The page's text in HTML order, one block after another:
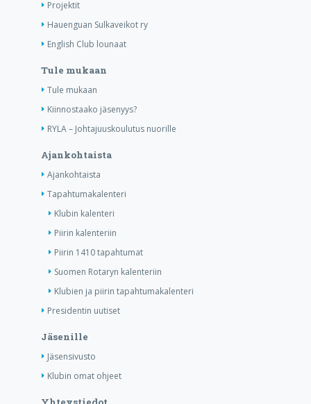
Projektit
Hauenguan Sulkaveikot ry
English Club lounaat
Tule mukaan
Tule mukaan
Kiinnostaako jäsenyys?
RYLA – Johtajuuskoulutus nuorille
Ajankohtaista
Ajankohtaista
Tapahtumakalenteri
Klubin kalenteri
Piirin kalenteriin
Piirin 1410 tapahtumat
Suomen Rotaryn kalenteriin
Klubien ja piirin tapahtumakalenteri
Presidentin uutiset
Jäsenille
Jäsensivusto
Klubin omat ohjeet